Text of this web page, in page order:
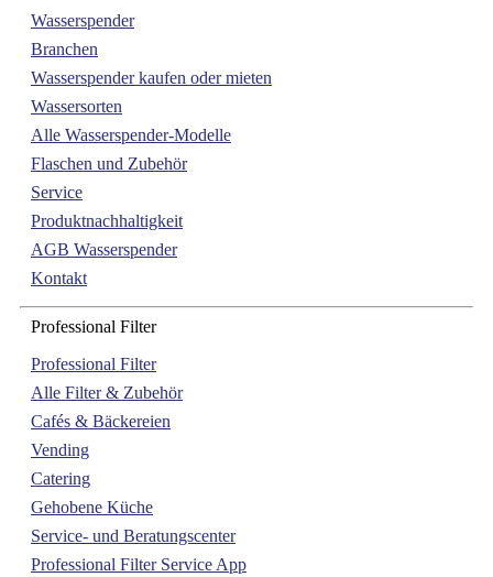
Wasserspender
Branchen
Wasserspender kaufen oder mieten
Wassersorten
Alle Wasserspender-Modelle
Flaschen und Zubehör
Service
Produktnachhaltigkeit
AGB Wasserspender
Kontakt
Professional Filter
Professional Filter
Alle Filter & Zubehör
Cafés & Bäckereien
Vending
Catering
Gehobene Küche
Service- und Beratungscenter
Professional Filter Service App